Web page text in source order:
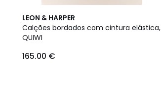
LEON & HARPER
Calções bordados com cintura elástica,
QUIWI
€.
165.00 €